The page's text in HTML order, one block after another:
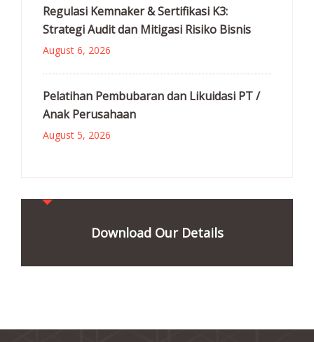
Regulasi Kemnaker & Sertifikasi K3:
Strategi Audit dan Mitigasi Risiko Bisnis
August 6, 2026
Pelatihan Pembubaran dan Likuidasi PT /
Anak Perusahaan
August 5, 2026
Download Our Details